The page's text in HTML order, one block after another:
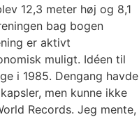
12,3 meter høj og 8,1
bag bogen
er aktivt
muligt. Idéen til
i 1985. Dengang havde
men kunne ikke
Records. Jeg mente,